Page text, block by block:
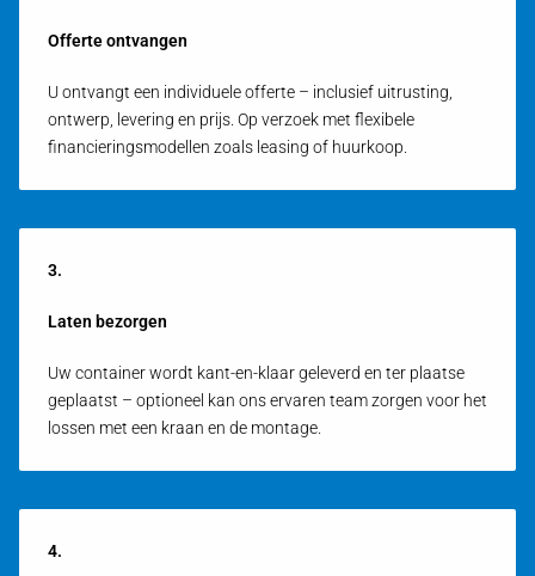
Offerte ontvangen
U ontvangt een individuele offerte – inclusief uitrusting,
ontwerp, levering en prijs. Op verzoek met flexibele
financieringsmodellen zoals leasing of huurkoop.
3.
Laten bezorgen
Uw container wordt kant-en-klaar geleverd en ter plaatse
geplaatst – optioneel kan ons ervaren team zorgen voor het
lossen met een kraan en de montage.
4.